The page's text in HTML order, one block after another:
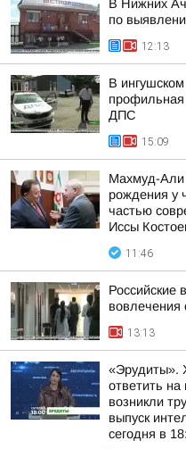
В Нижних
по
12:13
В
профильная
ДПС
15:09
Махмуд-Али
рождения у
частью
Иссы
11:46
Российские
вовлечения
13:13
«Эрудиты».
ответить на
возникли
выпуск
сегодня в